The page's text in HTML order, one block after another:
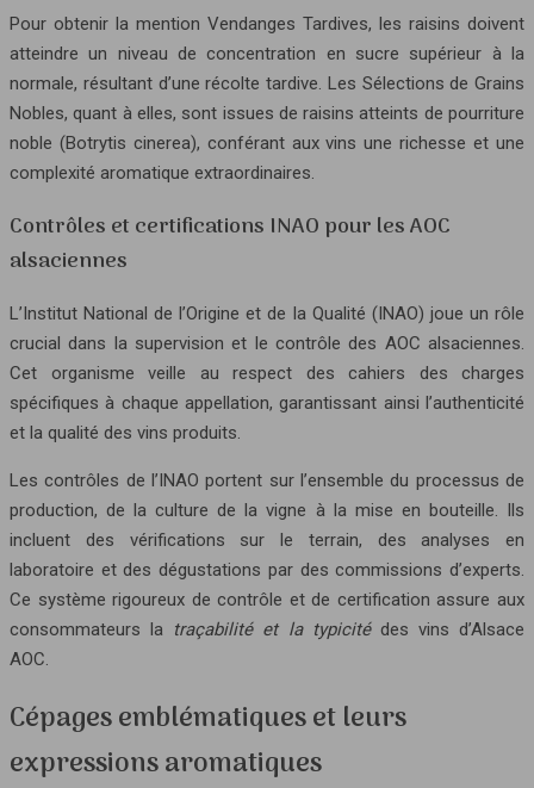
Pour obtenir la mention Vendanges Tardives, les raisins doivent
atteindre un niveau de concentration en sucre supérieur à la
normale, résultant d’une récolte tardive. Les Sélections de Grains
Nobles, quant à elles, sont issues de raisins atteints de pourriture
noble (Botrytis cinerea), conférant aux vins une richesse et une
complexité aromatique extraordinaires.
Contrôles et certifications INAO pour les AOC
alsaciennes
L’Institut National de l’Origine et de la Qualité (INAO) joue un rôle
crucial dans la supervision et le contrôle des AOC alsaciennes.
Cet organisme veille au respect des cahiers des charges
spécifiques à chaque appellation, garantissant ainsi l’authenticité
et la qualité des vins produits.
Les contrôles de l’INAO portent sur l’ensemble du processus de
production, de la culture de la vigne à la mise en bouteille. Ils
incluent des vérifications sur le terrain, des analyses en
laboratoire et des dégustations par des commissions d’experts.
Ce système rigoureux de contrôle et de certification assure aux
consommateurs la traçabilité et la typicité des vins d’Alsace
AOC.
Cépages emblématiques et leurs
expressions aromatiques